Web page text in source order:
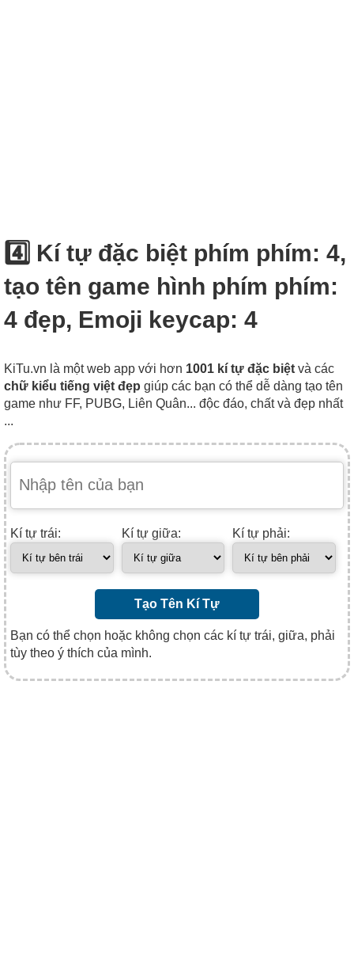
4️⃣ Kí tự đặc biệt phím phím: 4,
tạo tên game hình phím phím:
4 đẹp, Emoji keycap: 4
KiTu.vn là một web app với hơn 1001 kí tự đặc biệt và các
chữ kiểu tiếng việt đẹp giúp các bạn có thể dễ dàng tạo tên
game như FF, PUBG, Liên Quân... độc đáo, chất và đẹp nhất
...
Kí tự trái: Kí tự giữa: Kí tự phải:
Tạo Tên Kí Tự
Bạn có thể chọn hoặc không chọn các kí tự trái, giữa, phải
tùy theo ý thích của mình.